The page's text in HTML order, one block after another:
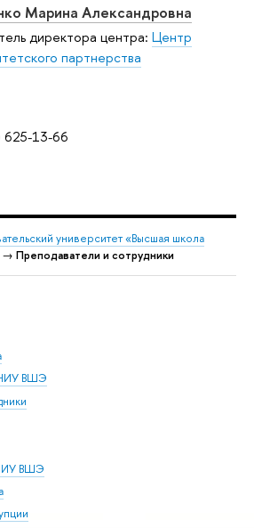
13-66
Марина Александровна
директора центра: Центр
партнерства
университет «Высшая школа
→ Преподаватели и сотрудники
НИУ ВШЭ
ВШЭ